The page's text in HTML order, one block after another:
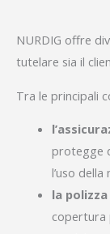
NURDIG offre
tutelare sia il
Tra le principali
protegge
l’uso della
la
copertura